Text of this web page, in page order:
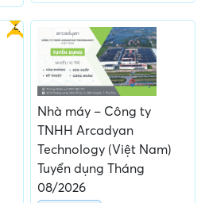
Gấp
Nhà máy – Công ty
TNHH Arcadyan
Technology (Việt Nam)
Tuyển dụng Tháng
08/2026